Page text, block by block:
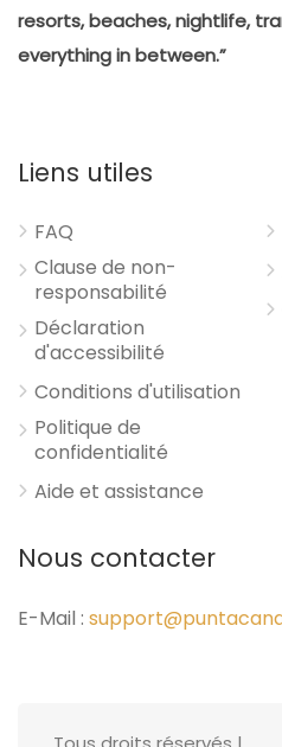
resorts, beaches, nightlife,
everything in between.”
Liens utiles
FAQ
Clause de non-
responsabilité
Déclaration
d'accessibilité
Conditions d'utilisation
Politique de
confidentialité
Aide et assistance
Nous contacter
E-Mail :